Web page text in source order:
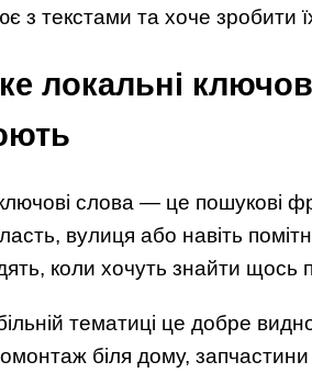
з текстами та хоче зробити
локальні
слова — це пошукові
вулиця або навіть
коли хочуть знайти щось
тематиці це добре
біля дому,